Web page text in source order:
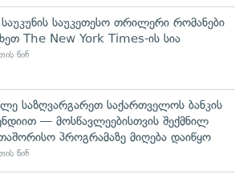
საუკეთესო თრილერი რომანები
The New York Times-ის სია
წინ
საზღვარგარეთ საქართველოს ბანკის
— მოსწავლეებისთვის შექმნილ
პროგრამაზე მიღება დაიწყო
წინ